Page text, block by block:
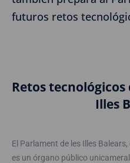
futuros retos
Retos
Illes
El Parlament de les Illes
es un órgano público